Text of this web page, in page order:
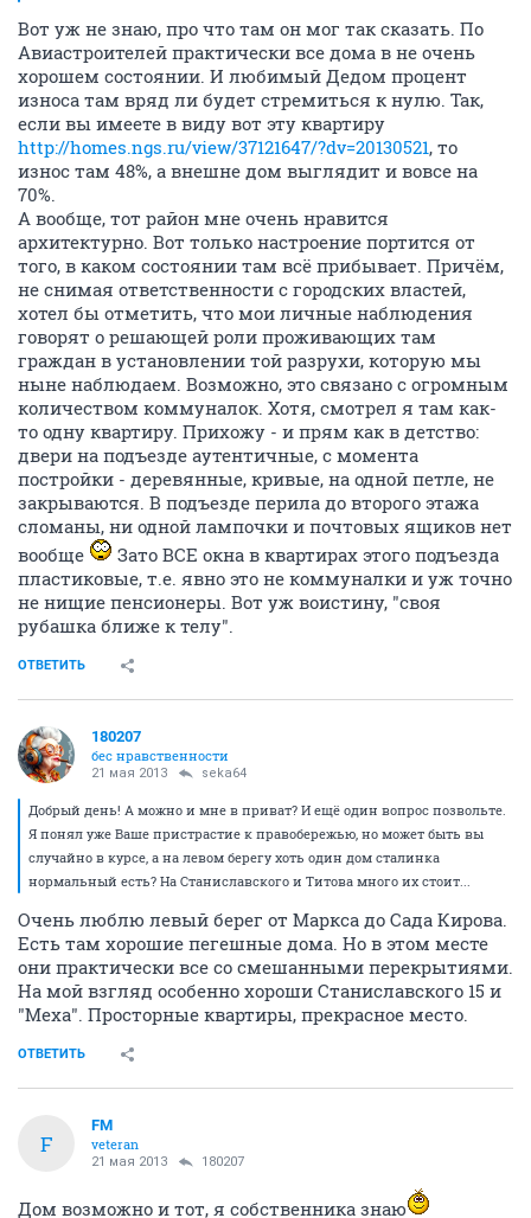
Вот уж не знаю, про что там он мог так сказать. По
Авиастроителей практически все дома в не очень
хорошем состоянии. И любимый Дедом процент
износа там вряд ли будет стремиться к нулю. Так,
если вы имеете в виду вот эту квартиру
http://homes.ngs.ru/view/37121647/?dv=20130521, то
износ там 48%, а внешне дом выглядит и вовсе на
70%.
А вообще, тот район мне очень нравится
архитектурно. Вот только настроение портится от
того, в каком состоянии там всё прибывает. Причём,
не снимая ответственности с городских властей,
хотел бы отметить, что мои личные наблюдения
говорят о решающей роли проживающих там
граждан в установлении той разрухи, которую мы
ныне наблюдаем. Возможно, это связано с огромным
количеством коммуналок. Хотя, смотрел я там как-
то одну квартиру. Прихожу - и прям как в детство:
двери на подъезде аутентичные, с момента
постройки - деревянные, кривые, на одной петле, не
закрываются. В подъезде перила до второго этажа
сломаны, ни одной лампочки и почтовых ящиков нет
вообще
Зато ВСЕ окна в квартирах этого подъезда
пластиковые, т.е. явно это не коммуналки и уж точно
не нищие пенсионеры. Вот уж воистину, "своя
рубашка ближе к телу".
ОТВЕТИТЬ
180207
бес нравственности
21 мая 2013 seka64
Добрый день! А можно и мне в приват? И ещё один вопрос позвольте.
Я понял уже Ваше пристрастие к правобережью, но может быть вы
случайно в курсе, а на левом берегу хоть один дом сталинка
нормальный есть? На Станиславского и Титова много их стоит...
Очень люблю левый берег от Маркса до Сада Кирова.
Есть там хорошие пегешные дома. Но в этом месте
они практически все со смешанными перекрытиями.
На мой взгляд особенно хороши Станиславского 15 и
"Меха". Просторные квартиры, прекрасное место.
ОТВЕТИТЬ
F
FM
veteran
21 мая 2013 180207
Дом возможно и тот, я собственника знаю